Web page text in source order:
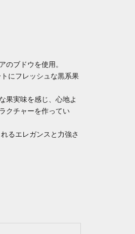
のブドウを使用。
にフレッシュな黒系果
果実味を感じ、心地よ
クチャーを作ってい
るエレガンスと力強さ